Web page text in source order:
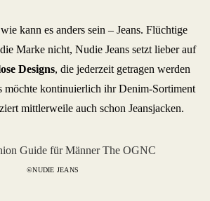
kann es anders sein – Jeans. Flüchtige
Marke nicht, Nudie Jeans setzt lieber auf
Designs, die jederzeit getragen werden
möchte kontinuierlich ihr Denim-Sortiment
mittlerweile auch schon Jeansjacken.
©NUDIE JEANS